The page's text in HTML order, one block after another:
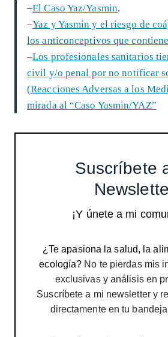
–El Caso Yaz/Yasmin.
–Yaz y Yasmin y el riesgo de
los anticonceptivos que
–Los profesionales sanitarios
civil y/o penal por no notificar
(Reacciones Adversas a los
mirada al “Caso Yasmin/YAZ”
Suscríbete
¡Y únete a mi
¿Te apasiona la salud, la
ecología? No te pierdas mis
exclusivas y análisis en
Suscríbete a mi newsletter y
directamente en tu